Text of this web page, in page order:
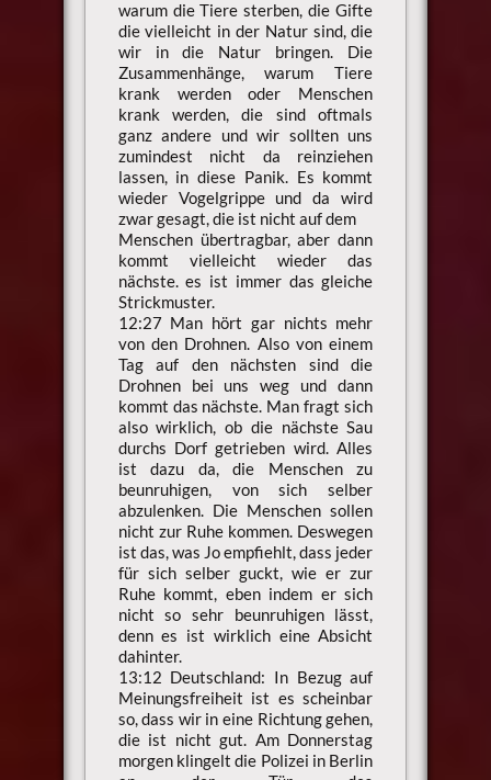
warum die Tiere sterben, die Gifte
die vielleicht in der Natur sind, die
wir in die Natur bringen. Die
Zusammenhänge, warum Tiere
krank werden oder Menschen
krank werden, die sind oftmals
ganz andere und wir sollten uns
zumindest nicht da reinziehen
lassen, in diese Panik. Es kommt
wieder Vogelgrippe und da wird
zwar gesagt, die ist nicht auf dem
Menschen übertragbar, aber dann
kommt vielleicht wieder das
nächste. es ist immer das gleiche
Strickmuster.
12:27 Man hört gar nichts mehr
von den Drohnen. Also von einem
Tag auf den nächsten sind die
Drohnen bei uns weg und dann
kommt das nächste. Man fragt sich
also wirklich, ob die nächste Sau
durchs Dorf getrieben wird. Alles
ist dazu da, die Menschen zu
beunruhigen, von sich selber
abzulenken. Die Menschen sollen
nicht zur Ruhe kommen. Deswegen
ist das, was Jo empfiehlt, dass jeder
für sich selber guckt, wie er zur
Ruhe kommt, eben indem er sich
nicht so sehr beunruhigen lässt,
denn es ist wirklich eine Absicht
dahinter.
13:12 Deutschland: In Bezug auf
Meinungsfreiheit ist es scheinbar
so, dass wir in eine Richtung gehen,
die ist nicht gut. Am Donnerstag
morgen klingelt die Polizei in Berlin